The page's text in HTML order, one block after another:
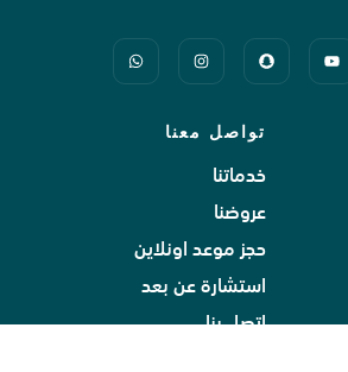
تواصل معنا
خدماتنا
عروضنا
حجز موعد اونلاين
استشارة عن بعد
اتصل بنا